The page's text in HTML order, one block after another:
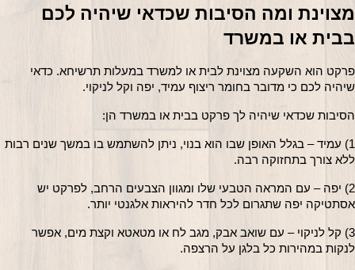
מצוינת ומה הסיבות שכדאי שיהיה לכם
או במשרד
פרקט הוא השקעה מצוינת לבית או למשרד במעלות תרשיחא. כדאי
לכם כי מדובר בחומר ריצוף עמיד, יפה וקל לניקוי.
שכדאי שיהיה לך פרקט בבית או במשרד הן:
1) עמיד – בגלל האופן שבו הוא בנוי, ניתן להשתמש בו במשך שנים רבות
צורך בתחזוקה רבה.
2) יפה – עם המראה הטבעי שלו ומגוון הצבעים הרחב, לפרקט יש
יפה שתגרום לכל חדר להיראות אלגנטי יותר.
3) קל לניקוי – עם שואב אבק, מגב לח או מטאטא וקצת מים, אפשר
במהירות כל בלגן על הרצפה.